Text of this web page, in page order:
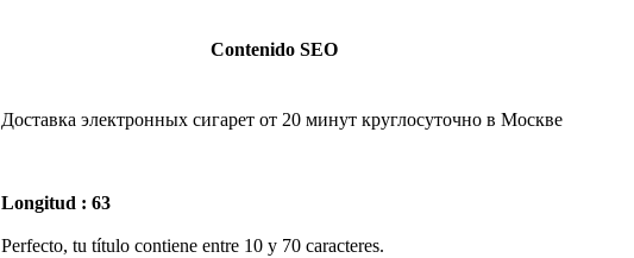
Contenido SEO
Доставка электронных сигарет от 20 минут круглосуточно в Москве
Longitud : 63
Perfecto, tu título contiene entre 10 y 70 caracteres.